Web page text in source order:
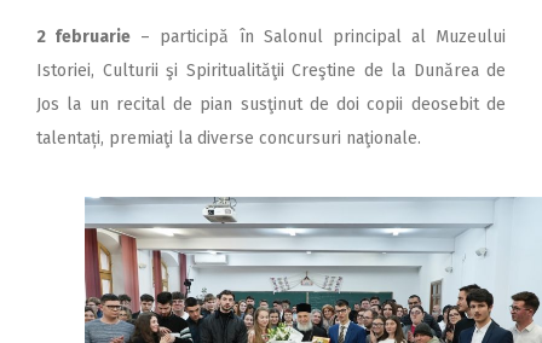
2 februarie – participă în Salonul principal al Muzeului
Istoriei, Culturii şi Spiritualităţii Creştine de la Dunărea de
Jos la un recital de pian susţinut de doi copii deosebit de
talentați, premiaţi la diverse concursuri naţionale.